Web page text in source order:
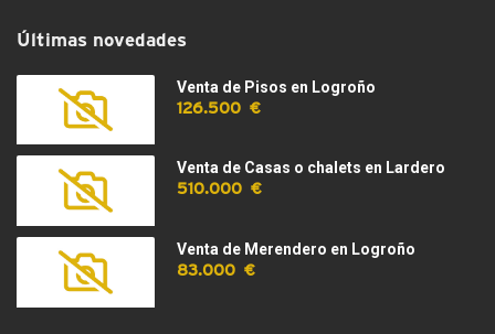
Últimas novedades
Venta de Pisos en Logroño
126.500 €
Venta de Casas o chalets en Lardero
510.000 €
Venta de Merendero en Logroño
83.000 €